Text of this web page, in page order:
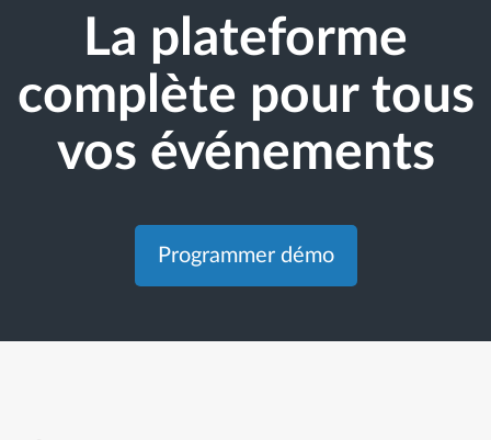
La plateforme
complète pour tous
vos événements
Programmer démo